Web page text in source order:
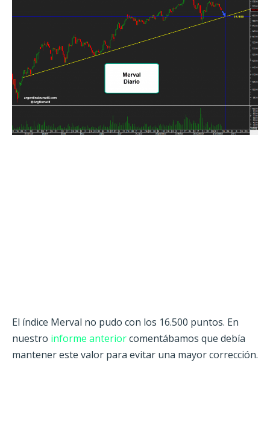
El índice Merval no pudo con los 16.500 puntos. En
nuestro informe anteriorcomentábamos que debía
mantener este valor para evitar una mayor corrección.